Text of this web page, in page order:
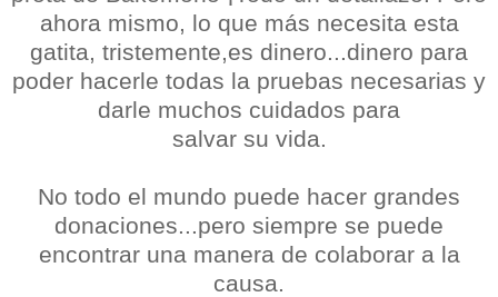
ahora mismo, lo que más necesita esta
gatita, tristemente,es dinero...dinero para
poder hacerle todas la pruebas necesarias y
darle muchos cuidados para
salvar su vida.
No todo el mundo puede hacer grandes
donaciones...pero siempre se puede
encontrar una manera de colaborar a la
causa.